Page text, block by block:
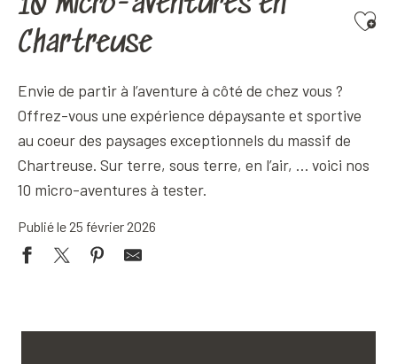
Chartreuse
Envie de partir à l’aventure à côté de chez vous ?
Offrez-vous une expérience dépaysante et sportive
au coeur des paysages exceptionnels du massif de
Chartreuse. Sur terre, sous terre, en l’air, … voici nos
10 micro-aventures à tester.
Publié le 25 février 2026